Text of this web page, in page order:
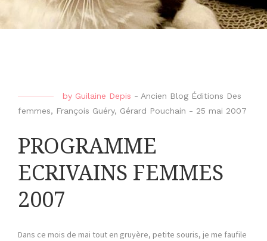
by Guilaine Depis - Ancien Blog Éditions Des
femmes, François Guéry, Gérard Pouchain - 25 mai 2007
PROGRAMME
ECRIVAINS FEMMES
2007
Dans ce mois de mai tout en gruyère, petite souris, je me faufile